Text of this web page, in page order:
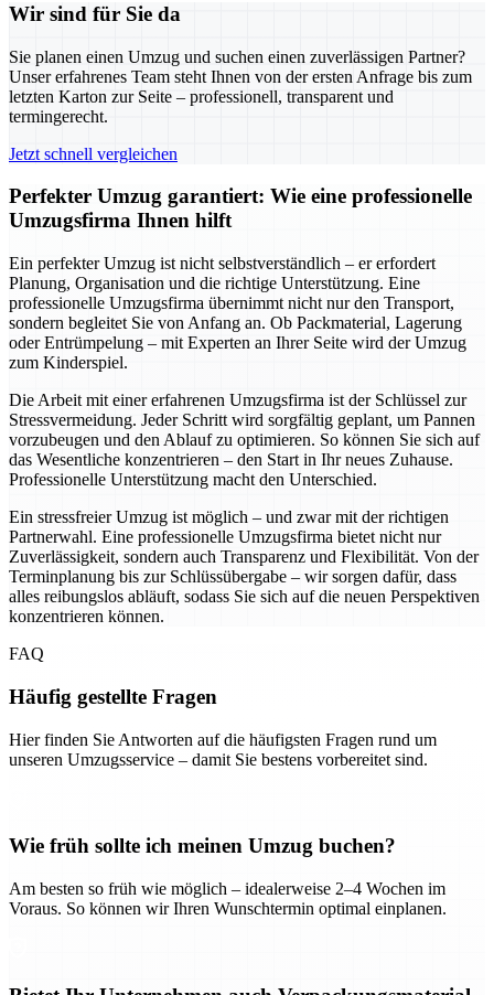
Wir sind für Sie da
Sie planen einen Umzug und suchen einen zuverlässigen Partner?
Unser erfahrenes Team steht Ihnen von der ersten Anfrage bis zum
letzten Karton zur Seite – professionell, transparent und
termingerecht.
Jetzt schnell vergleichen
Perfekter Umzug garantiert: Wie eine professionelle
Umzugsfirma Ihnen hilft
Ein perfekter Umzug ist nicht selbstverständlich – er erfordert
Planung, Organisation und die richtige Unterstützung. Eine
professionelle Umzugsfirma übernimmt nicht nur den Transport,
sondern begleitet Sie von Anfang an. Ob Packmaterial, Lagerung
oder Entrümpelung – mit Experten an Ihrer Seite wird der Umzug
zum Kinderspiel.
Die Arbeit mit einer erfahrenen Umzugsfirma ist der Schlüssel zur
Stressvermeidung. Jeder Schritt wird sorgfältig geplant, um Pannen
vorzubeugen und den Ablauf zu optimieren. So können Sie sich auf
das Wesentliche konzentrieren – den Start in Ihr neues Zuhause.
Professionelle Unterstützung macht den Unterschied.
Ein stressfreier Umzug ist möglich – und zwar mit der richtigen
Partnerwahl. Eine professionelle Umzugsfirma bietet nicht nur
Zuverlässigkeit, sondern auch Transparenz und Flexibilität. Von der
Terminplanung bis zur Schlüssübergabe – wir sorgen dafür, dass
alles reibungslos abläuft, sodass Sie sich auf die neuen Perspektiven
konzentrieren können.
FAQ
Häufig gestellte Fragen
Hier finden Sie Antworten auf die häufigsten Fragen rund um
unseren Umzugsservice – damit Sie bestens vorbereitet sind.
Wie früh sollte ich meinen Umzug buchen?
Am besten so früh wie möglich – idealerweise 2–4 Wochen im
Voraus. So können wir Ihren Wunschtermin optimal einplanen.